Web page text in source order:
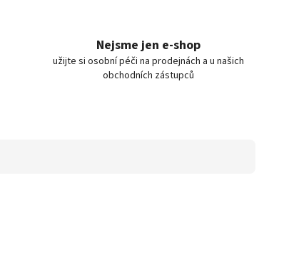
Nejsme jen e-shop
užijte si osobní péči na prodejnách a u našich
obchodních zástupců